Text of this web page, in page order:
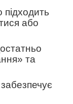
підходить
або
та